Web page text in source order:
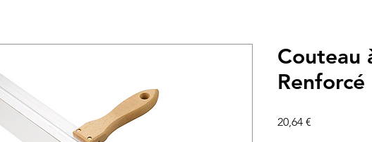
Couteau
Renforcé
20,64 €